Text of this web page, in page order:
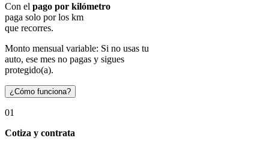
Con el pago por kilómetro
paga solo por los km
que recorres.
Monto mensual variable: Si no usas tu
auto, ese mes no pagas y sigues
protegido(a).
¿Cómo funciona?
01
Cotiza y contrata